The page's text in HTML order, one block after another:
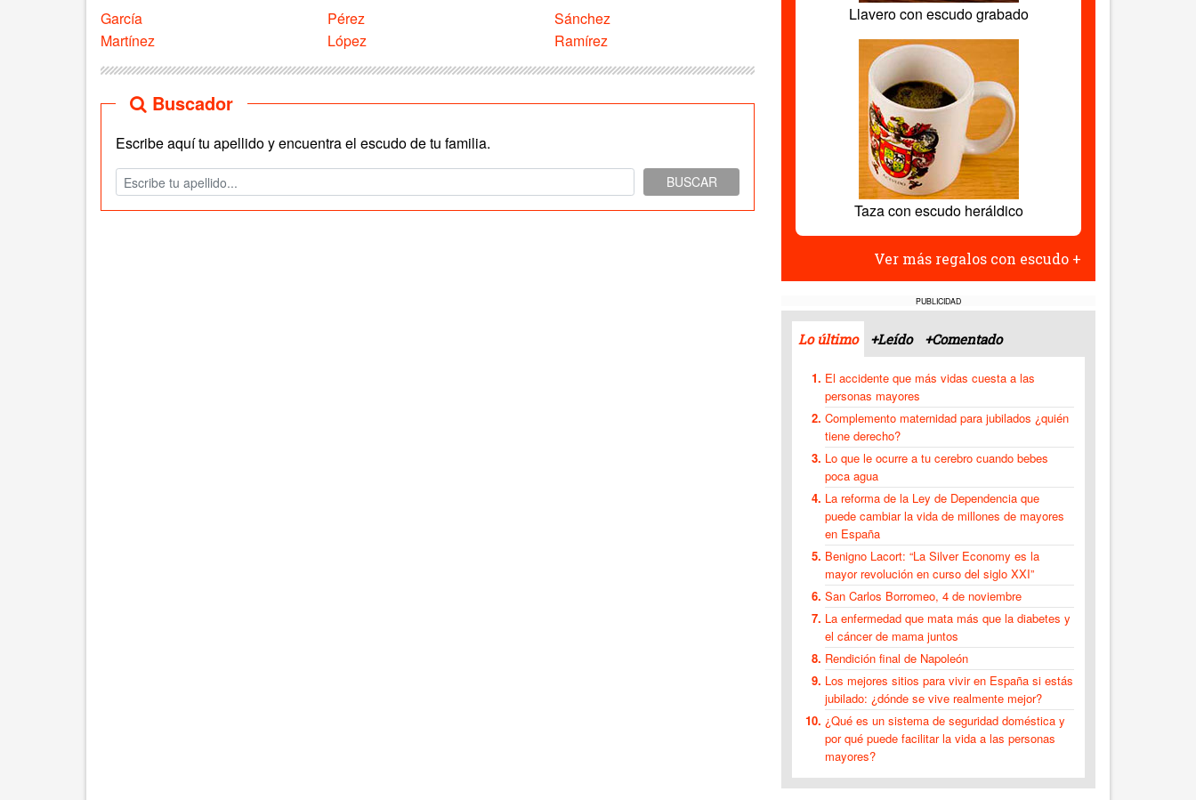
García
Pérez
Sánchez
Martínez
López Ramírez
Buscador
Escribe aquí tu apellido y encuentra el escudo de tu familia.
BUSCAR
Llavero con escudo grabado
Taza con escudo heráldico
Ver más regalos con escudo +
PUBLICIDAD
Lo último +Leído +Comentado
El accidente que más vidas cuesta a las
personas mayores
Complemento maternidad para jubilados ¿quién
tiene derecho?
Lo que le ocurre a tu cerebro cuando bebes
poca agua
La reforma de la Ley de Dependencia que
puede cambiar la vida de millones de mayores
en España
Benigno Lacort: “La Silver Economy es la
mayor revolución en curso del siglo XXI”
San Carlos Borromeo, 4 de noviembre
La enfermedad que mata más que la diabetes y
el cáncer de mama juntos
Rendición final de Napoleón
Los mejores sitios para vivir en España si estás
jubilado: ¿dónde se vive realmente mejor?
¿Qué es un sistema de seguridad doméstica y
por qué puede facilitar la vida a las personas
mayores?